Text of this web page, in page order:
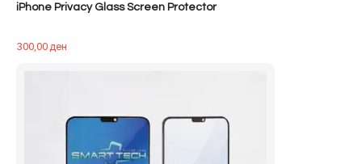
iPhone Privacy Glass Screen Protector
300,00ден